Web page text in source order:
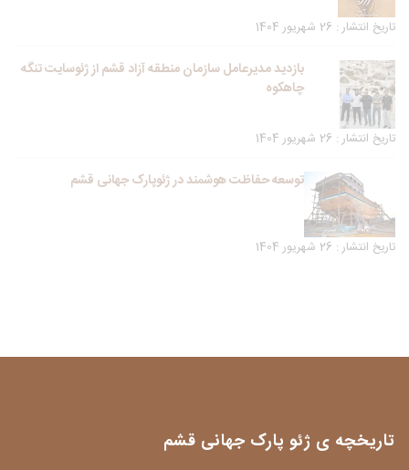
تاریخ انتشار : 26 شهریور 1404
بازدید مدیرعامل سازمان منطقه آزاد قشم از ژئوسایت تنگه
چاهکوه
تاریخ انتشار : 26 شهریور 1404
توسعه حفاظت هوشمند در ژئوپارک جهانی قشم
تاریخ انتشار : 26 شهریور 1404
تاریخچه ی ژئو پارک جهانی قشم